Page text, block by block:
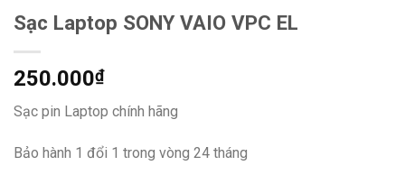
Sạc Laptop SONY VAIO VPC EL
250.000₫
Sạc pin Laptop chính hãng
Bảo hành 1 đổi 1 trong vòng 24 tháng